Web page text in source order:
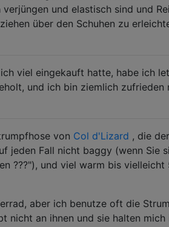
und elastisch sind und
über den Schuhen zu
viel eingekauft hatte, habe ich
und ich bin ziemlich zufrieden
von Col d'Lizard , die
jeden Fall nicht baggy (wenn Sie
???"), und viel warm bis
aber ich benutze oft die
nicht an ihnen und sie halten